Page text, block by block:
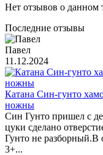
Нет отзывов о данном
Последние отзывы
Павел
11.12.2024
Катана Син-гунто
ножны
Син Гунто пришел с
цуки сделано
Гунто не разборный.В
3+...